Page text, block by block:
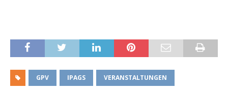
GPV IPAGS VERANSTALTUNGEN